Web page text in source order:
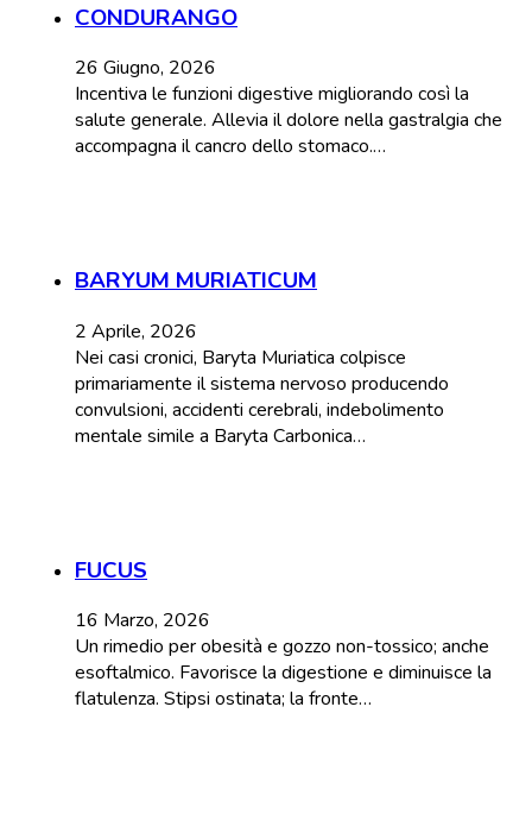
CONDURANGO
26 Giugno, 2026
Incentiva le funzioni digestive migliorando così la
salute generale. Allevia il dolore nella gastralgia che
accompagna il cancro dello stomaco.…
BARYUM MURIATICUM
2 Aprile, 2026
Nei casi cronici, Baryta Muriatica colpisce
primariamente il sistema nervoso producendo
convulsioni, accidenti cerebrali, indebolimento
mentale simile a Baryta Carbonica…
FUCUS
16 Marzo, 2026
Un rimedio per obesità e gozzo non-tossico; anche
esoftalmico. Favorisce la digestione e diminuisce la
flatulenza. Stipsi ostinata; la fronte…